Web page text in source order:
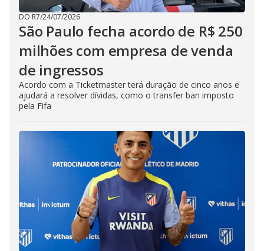
DO R7/24/07/2026
São Paulo fecha acordo de R$ 250
milhões com empresa de venda
de ingressos
Acordo com a Ticketmaster terá duração de cinco anos e
ajudará a resolver dívidas, como o transfer ban imposto
pela Fifa